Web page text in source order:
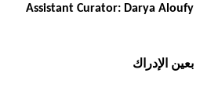
Assistant Curator: Darya Aloufy
بعين الإدراك